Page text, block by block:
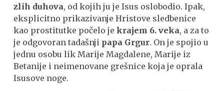
zlih duhova, od kojih ju je Isus oslobodio. Ipak,
eksplicitno prikazivanje Hristove sledbenice
kao prostitutke počelo jekrajem 6. veka, a za to
je odgovoran tadašnji papa Grgur. On je spojio u
jednu osobu lik Marije Magdalene, Marije iz
Betanije i neimenovane grešnice koja je oprala
Isusove noge.